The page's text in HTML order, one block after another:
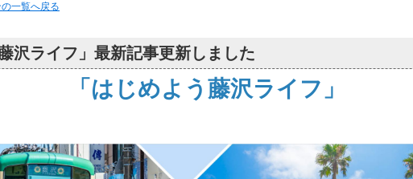
一覧へ戻る
沢ライフ」最新記事更新しました
「はじめよう藤沢ライフ」